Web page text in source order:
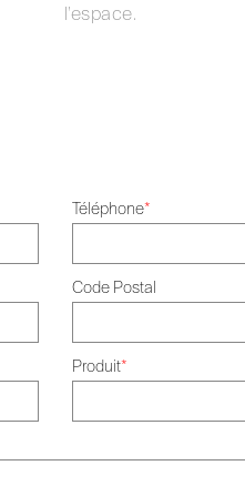
l’espace.
Téléphone*
Code Postal
Produit*